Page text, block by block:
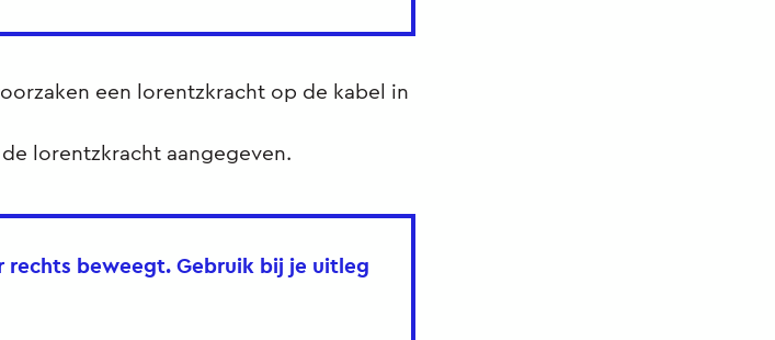
een lorentzkracht op de kabel in
lorentzkracht aangegeven.
rechts beweegt. Gebruik bij je uitleg